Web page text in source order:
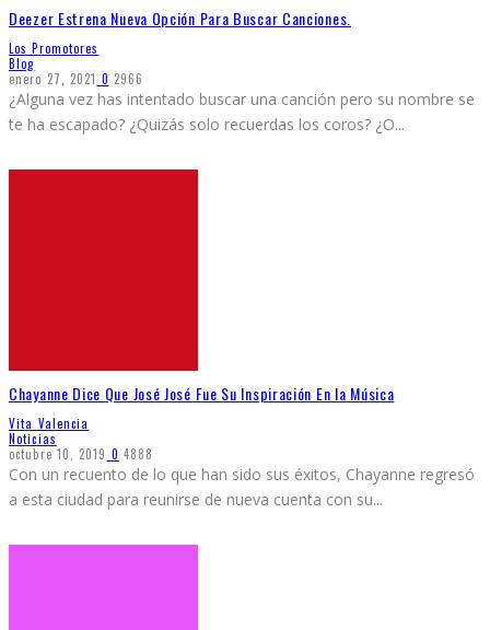
Deezer Estrena Nueva Opción Para Buscar Canciones.
Los Promotores
Blog
enero 27, 2021 0 2966
¿Alguna vez has intentado buscar una canción pero su nombre se
te ha escapado? ¿Quizás solo recuerdas los coros? ¿O...
Chayanne Dice Que José José Fue Su Inspiración En la Música
Vita Valencia
Noticias
octubre 10, 2019 0 4888
Con un recuento de lo que han sido sus éxitos, Chayanne regresó
a esta ciudad para reunirse de nueva cuenta con su...